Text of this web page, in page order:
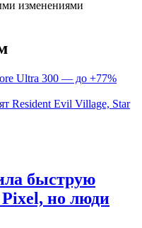
изменениями
Ultra 300 — до +77%
Resident Evil Village, Star
быструю
но люди